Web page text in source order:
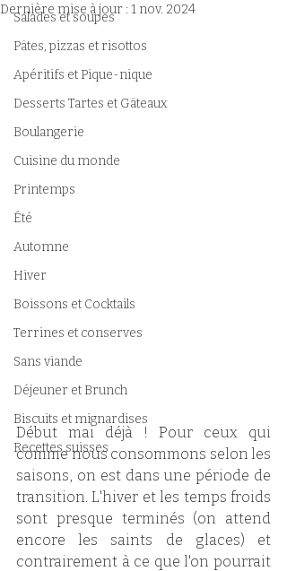
Salades et soupes
Pâtes, pizzas et risottos
Apéritifs et Pique-nique
Desserts Tartes et Gâteaux
Boulangerie
Cuisine du monde
Printemps
Été
Automne
Hiver
Boissons et Cocktails
Terrines et conserves
Sans viande
Déjeuner et Brunch
Biscuits et mignardises
Recettes suisses
Dernière mise à jour : 1 nov. 2024
Début mai déjà ! Pour ceux qui
comme nous consommons selon les
saisons, on est dans une période de
transition. L'hiver et les temps froids
sont presque terminés (on attend
encore les saints de glaces) et
contrairement à ce que l'on pourrait